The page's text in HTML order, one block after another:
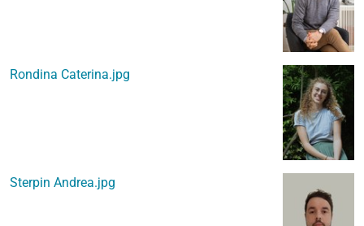
Rondina Caterina.jpg
Sterpin Andrea.jpg